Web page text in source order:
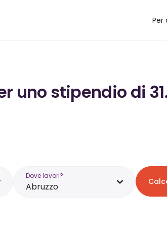
Per
uno stipendio di
Dove lavori?
Abruzzo